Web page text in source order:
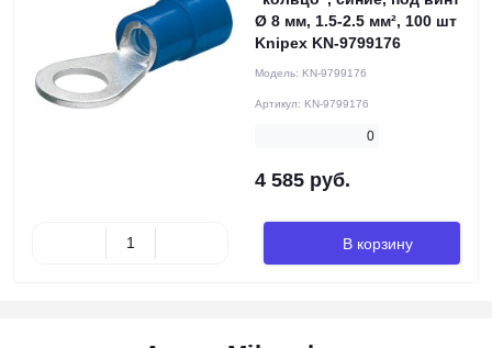
Ø 8 мм, 1.5-2.5 мм², 100 шт
Knipex KN-9799176
Модель: KN-9799176
Артикул: KN-9799176
0
4 585 руб.
В корзину